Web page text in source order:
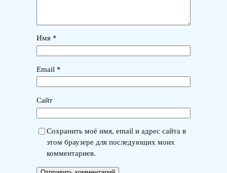
Имя *
Email *
Сайт
Сохранить моё имя, email и адрес сайта в
этом браузере для последующих моих
комментариев.